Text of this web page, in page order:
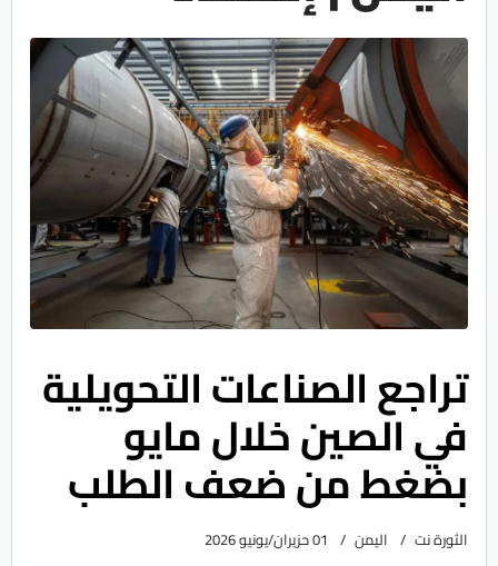
تراجع الصناعات التحويلية
في الصين خلال مايو
بضغط من ضعف الطلب
الثورة نت اليمن 01 حزيران/يونيو 2026